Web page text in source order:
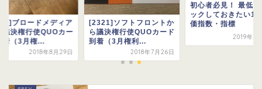
ブロードメディア
議決権行使QUOカー
着（3月権...
2018年8月29日
[2321]ソフトフロントか
ら議決権行使QUOカード
到着（3月権利...
2018年7月26日
初心者必見！ 最低限
ックしておきたい10
価指数・指標
2019年5